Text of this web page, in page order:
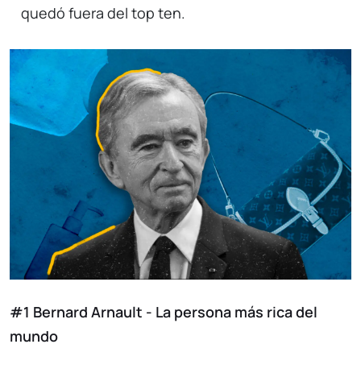
quedó fuera del top ten.
#1 Bernard Arnault - La persona más rica del
mundo